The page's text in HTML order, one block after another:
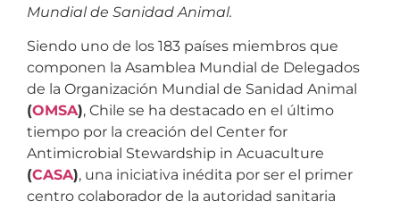
Mundial de Sanidad Animal.
Siendo uno de los 183 países miembros que
componen la Asamblea Mundial de Delegados
de la Organización Mundial de Sanidad Animal
(OMSA), Chile se ha destacado en el último
tiempo por la creación del Center for
Antimicrobial Stewardship in Acuaculture
(CASA), una iniciativa inédita por ser el primer
centro colaborador de la autoridad sanitaria